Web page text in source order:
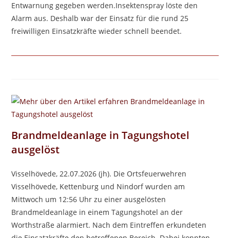
Entwarnung gegeben werden.Insektenspray löste den
Alarm aus. Deshalb war der Einsatz für die rund 25
freiwilligen Einsatzkräfte wieder schnell beendet.
Brandmeldeanlage in Tagungshotel
ausgelöst
Visselhövede, 22.07.2026 (jh). Die Ortsfeuerwehren
Visselhövede, Kettenburg und Nindorf wurden am
Mittwoch um 12:56 Uhr zu einer ausgelösten
Brandmeldeanlage in einem Tagungshotel an der
Worthstraße alarmiert. Nach dem Eintreffen erkundeten